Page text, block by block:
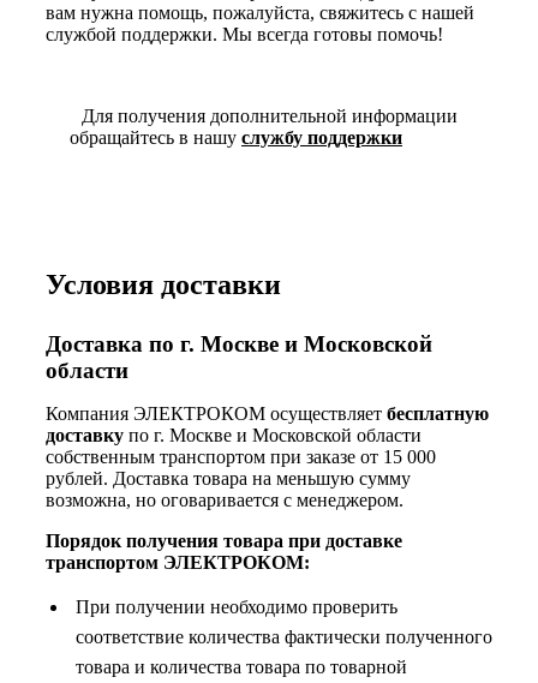
вам нужна помощь, пожалуйста, свяжитесь с нашей
службой поддержки. Мы всегда готовы помочь!
Для получения дополнительной информации
обращайтесь в нашу службу поддержки
Условия доставки
Доставка по г. Москве и Московской
области
Компания ЭЛЕКТРОКОМ осуществляет бесплатную
доставку по г. Москве и Московской области
собственным транспортом при заказе от 15 000
рублей. Доставка товара на меньшую сумму
возможна, но оговаривается с менеджером.
Порядок получения товара при доставке
транспортом ЭЛЕКТРОКОМ:
При получении необходимо проверить
соответствие количества фактически полученного
товара и количества товара по товарной